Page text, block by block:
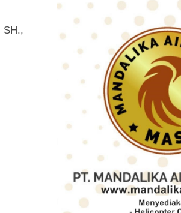
SH.,